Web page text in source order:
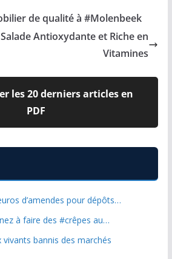
de qualité à #Molenbeek
Antioxydante et Riche en
Vitamines
les 20 derniers articles en
PDF
d’amendes pour dépôts…
à faire des #crêpes au…
bannis des marchés